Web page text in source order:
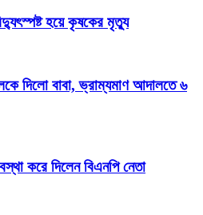
হয়ে কৃষকের মৃত্যু
দিলো বাবা, ভ্রাম্যমাণ আদালতে ৬
করে দিলেন বিএনপি নেতা